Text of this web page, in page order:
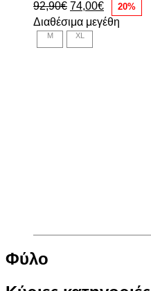
92,90€
price
was:
92,90€.
74,00€
τρέχουσα
τιμή
20%
Διαθέσιμα μεγέθη
M XL
Φύλο